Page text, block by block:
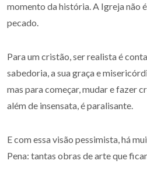
momento da história. A Igreja não
pecado.
Para um cristão, ser realista é
sabedoria, a sua graça e
mas para começar, mudar e fazer
além de insensata, é paralisante.
E com essa visão pessimista, há
Pena: tantas obras de arte que